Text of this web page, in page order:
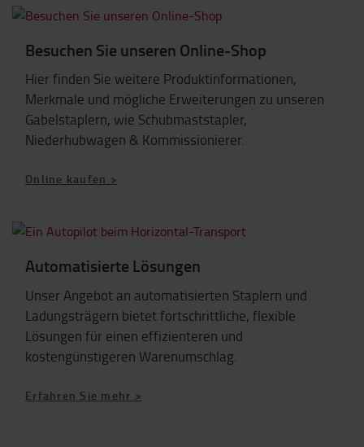
Besuchen Sie unseren Online-Shop
Hier finden Sie weitere Produktinformationen,
Merkmale und mögliche Erweiterungen zu unseren
Gabelstaplern, wie Schubmaststapler,
Niederhubwagen & Kommissionierer.
Online kaufen >
Automatisierte Lösungen
Unser Angebot an automatisierten Staplern und
Ladungsträgern bietet fortschrittliche, flexible
Lösungen für einen effizienteren und
kostengünstigeren Warenumschlag.
Erfahren Sie mehr >